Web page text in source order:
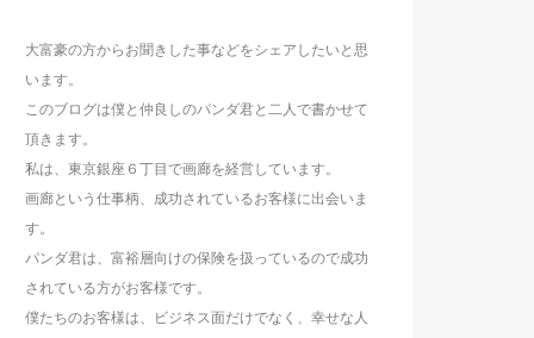
大富豪の方からお聞きした事などをシェアしたいと思
います。
このブログは僕と仲良しのパンダ君と二人で書かせて
頂きます。
私は、東京銀座６丁目で画廊を経営しています。
画廊という仕事柄、成功されているお客様に出会いま
す。
パンダ君は、富裕層向けの保険を扱っているので成功
されている方がお客様です。
僕たちのお客様は、ビジネス面だけでなく、幸せな人